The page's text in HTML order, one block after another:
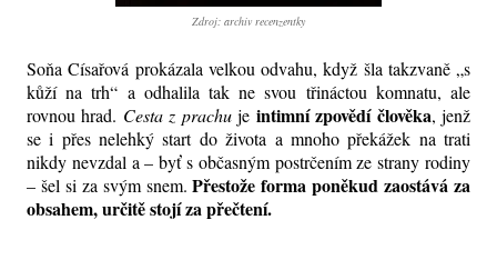
Zdroj: archiv recenzentky
Soňa Císařová prokázala velkou odvahu, když šla takzvaně „s
kůží na trh“ a odhalila tak ne svou třináctou komnatu, ale
rovnou hrad. Cesta z prachuje intimní zpovědí člověka, jenž
se i přes nelehký start do života a mnoho překážek na trati
nikdy nevzdal a – byť s občasným postrčením ze strany rodiny
– šel si za svým snem.Přestože forma poněkud zaostává za
obsahem, určitě stojí za přečtení.